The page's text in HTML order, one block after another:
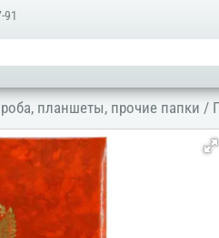
91
планшеты, прочие папки /